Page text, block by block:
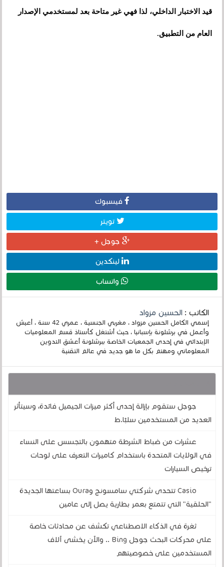
قيد الاختبار الداخلي، لذا فهي غير متاحة بعد لمستخدمي الإصدار
العام من التطبيق.
فيسبوك
تويتر
جوجل +
لينكدين
واتساب
الكاتب :الحسين مزواد
إسمي الكامل الحسين مزواد ، مغربي الجنسية ، عمري 42 سنة ، أعيش
وأعمل في برشلونة بإسبانيا ، حيث أشتغل كأستاذ قسم المعلوميات
الإبتدائي في إحدى الجمعيات الخاصة ببرشلونة أعشق التدوين
المعلوماتي ومهتم بكل ما هو جديد في عالم التقنية
جوجل ستقوم بإزالة إحدى أكثر ميزات الجيميل فائدة، وسيتأثر
العديد من المستخدمين سلبًا.ط
عشرات من ضباط الشرطة متهمون بالتجسس على النساء
في الولايات المتحدة باستخدام كاميرات التعرف على لوحات
ترخيص السيارات
Casio تتحدى شركتي سامسونج وOura بساعتها الجديدة
"الحلقية" التي تتمتع بعمر بطارية يصل إلى عامين
ثغرة في الذكاء الاصطناعي تكشف عن محادثات خاصة
على محركات البحث جوجل Bing .. والآن يخشى آلاف
المستخدمين على خصوصيتهم